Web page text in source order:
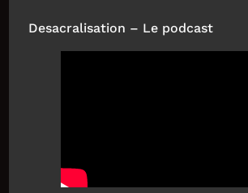
Desacralisation – Le podcast